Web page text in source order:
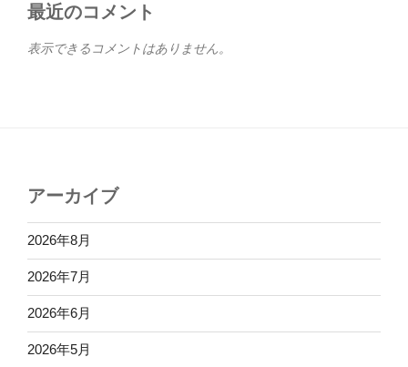
最近のコメント
表示できるコメントはありません。
アーカイブ
2026年8月
2026年7月
2026年6月
2026年5月